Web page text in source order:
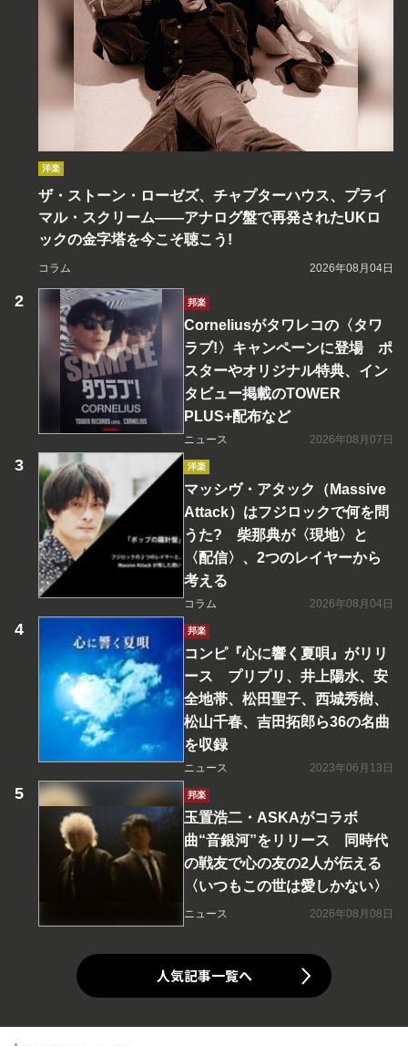
洋楽
ザ・ストーン・ローゼズ、チャプターハウス、プライ
マル・スクリーム――アナログ盤で再発されたUKロ
ックの金字塔を今こそ聴こう!
コラム 2026年08月04日
邦楽
Corneliusがタワレコの〈タワ
ラブ!〉キャンペーンに登場 ポ
スターやオリジナル特典、イン
タビュー掲載のTOWER
PLUS+配布など
ニュース 2026年08月07日
洋楽
マッシヴ・アタック（Massive
Attack）はフジロックで何を問
うた? 柴那典が〈現地〉と
〈配信〉、2つのレイヤーから
考える
コラム 2026年08月04日
邦楽
コンピ『心に響く夏唄』がリリ
ース プリプリ、井上陽水、安
全地帯、松田聖子、西城秀樹、
松山千春、吉田拓郎ら36の名曲
を収録
ニュース 2023年06月13日
邦楽
玉置浩二・ASKAがコラボ
曲“音銀河”をリリース 同時代
の戦友で心の友の2人が伝える
〈いつもこの世は愛しかない〉
ニュース 2026年08月08日
人気記事一覧へ